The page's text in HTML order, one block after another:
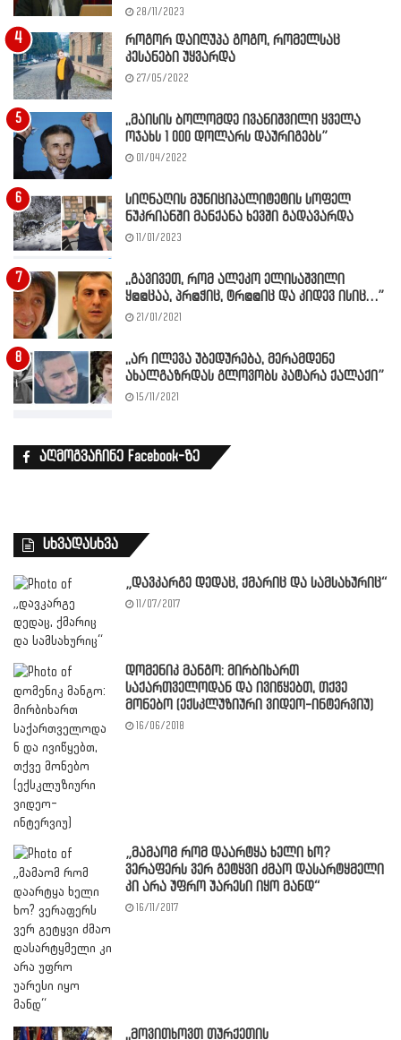
28/11/2023
როგორ დაიღუპა გოგო, რომელსაც
კესანები უყვარდა
27/05/2022
,,მაისის ბოლომდე ივანიშვილი ყველა
ოჯახს 1 000 დოლარს დაურიგებს”
01/04/2022
სიღნაღის მუნიციპალიტეტის სოფელ
ნუკრიანში მანქანა ხევში გადავარდა
11/01/2023
,,გავივეთ, რომ ალეკო ელისაშვილი
ყ@@ცაა, პრ@ჭიც, ტრ@@იც და კიდევ ისიც…”
21/01/2021
,,არ ილევა უბედურება, მერამდენე
ახალგაზრდას გლოვობს პატარა ქალაქი”
15/11/2021
აღმოგვაჩინე Facebook-ზე
სხვადასხვა
„დავკარგე დედაც, ქმარიც და სამსახურიც“
11/07/2017
დომენიკ მანგო: მირბიხართ
საქართველოდან და ივიწყებთ, თქვე
მონებო (ექსკლუზიური ვიდეო-ინტერვიუ)
16/06/2018
„მამაომ რომ დაარტყა ხელი ხო?
ვერაფერს ვერ გეტყვი ძმაო დასარტყმელი
კი არა უფრო უარესი იყო მანდ“
16/11/2017
,,მოვითხოვთ თურქეთის